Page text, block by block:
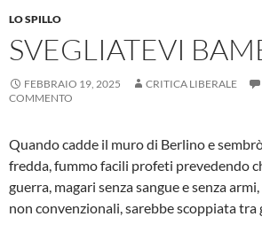
LO SPILLO
SVEGLIATEVI
FEBBRAIO 19, 2025 CRITICA LIBERALE
COMMENTO
Quando cadde il muro di Berlino e
fredda, fummo facili profeti prevedendo
guerra, magari senza sangue e senza
non convenzionali, sarebbe scoppiata tra